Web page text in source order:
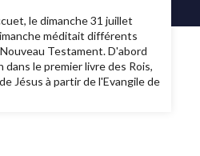
le dimanche 31 juillet
méditait différents
Testament. D'abord
dans le premier livre des Rois,
Jésus à partir de l'Evangile de